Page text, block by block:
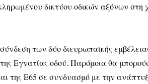
δικτύου οδικών αξόνων
των δύο διευρωπαϊκής
Εγνατίας οδού. Παρόμοια θα
της Ε65 σε συνδυασμό με την